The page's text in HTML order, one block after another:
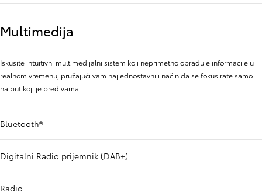
Multimedija
Iskusite intuitivni multimedijalni sistem koji neprimetno obrađuje informacije u
realnom vremenu, pružajući vam najjednostavniji način da se fokusirate samo
na put koji je pred vama.
Bluetooth®
Digitalni Radio prijemnik (DAB+)
Radio